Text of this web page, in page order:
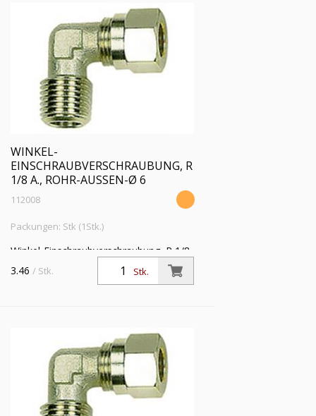
WINKEL-
EINSCHRAUBVERSCHRAUBUNG, R
1/8 A., ROHR-AUSSEN-Ø 6
112008
Packungen: Stk (1Stk.)
Winkel-Einschraubverschraubung, R 1/8
a., Rohr-Außen-Ø 6 mm, SW 9,
Betriebsdruck max. 60 bar, Temperatur
Stk.
3.46 / Stk.